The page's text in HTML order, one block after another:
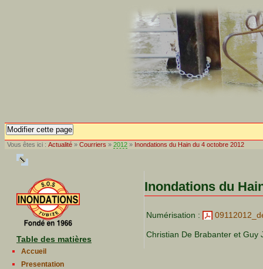
Modifier cette page
Vous êtes ici : Actualité » Courriers » 2012 » Inondations du Hain du 4 octobre 2012
Table des matières
Accueil
Presentation
Inondations du
Numérisation :
Christian De Brabanter et Guy